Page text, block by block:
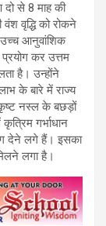
दो से 8 माह की
वृद्धि को रोकने
उच्च आनुवांशिक
कर उत्तम
है। उन्होंने
के बारे में राज्य
नस्ल के बछड़ों
गर्भाधान
देने लगे हैं। इसका
लगा है।